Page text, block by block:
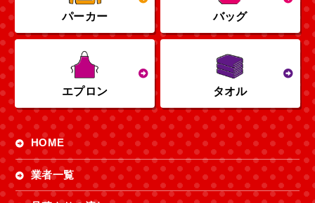
パーカー バッグ
エプロン タオル
HOME
業者一覧